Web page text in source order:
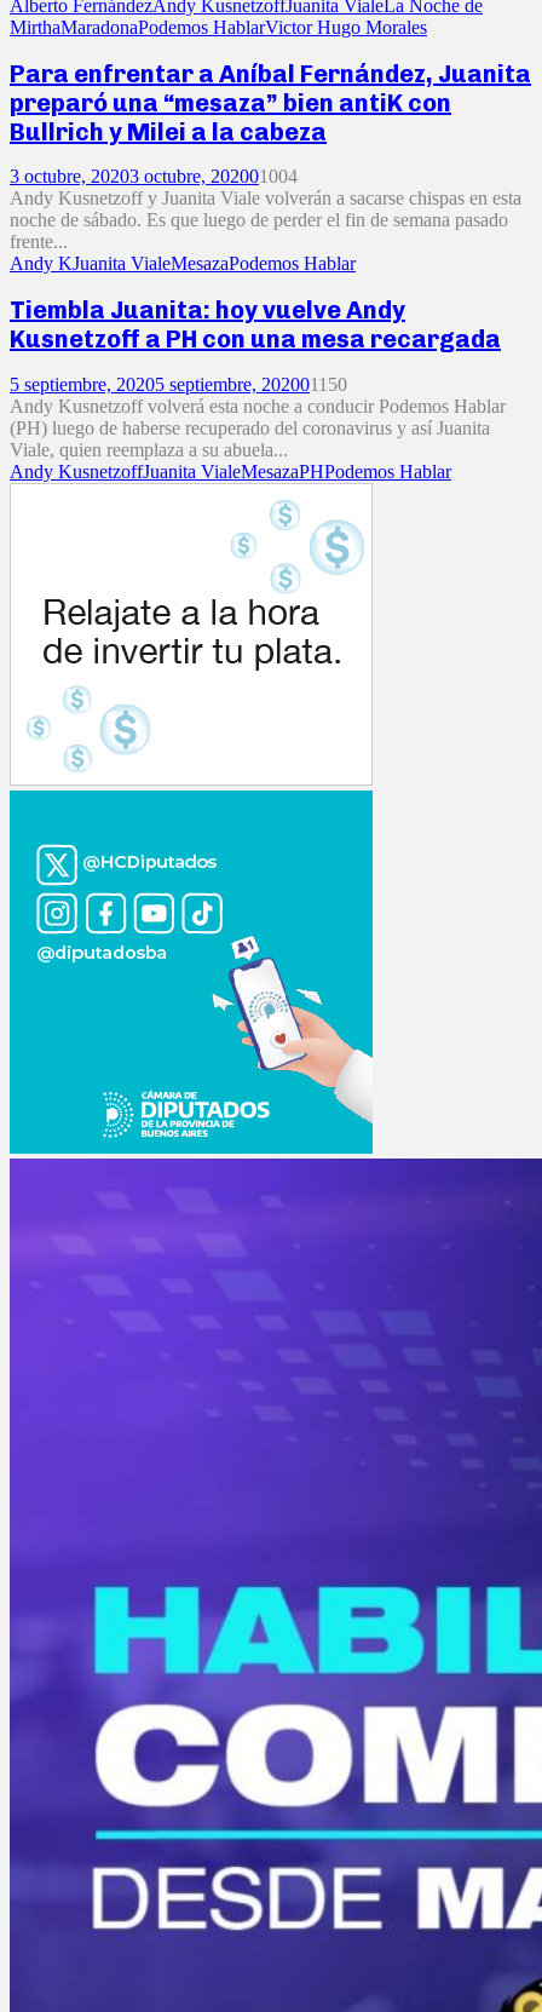
Alberto FernándezAndy KusnetzoffJuanita Viale La Noche de
MirthaMaradonaPodemos HablarVictor Hugo Morales
Para enfrentar a Aníbal Fernández, Juanita
preparó una “mesaza” bien antiK con
Bullrich y Milei a la cabeza
3 octubre, 20203 octubre, 202001004
Andy Kusnetzoff y Juanita Viale volverán a sacarse chispas en esta
noche de sábado. Es que luego de perder el fin de semana pasado
frente...
Andy KJuanita VialeMesazaPodemos Hablar
Tiembla Juanita: hoy vuelve Andy
Kusnetzoff a PH con una mesa recargada
5 septiembre, 20205 septiembre, 202001150
Andy Kusnetzoff volverá esta noche a conducir Podemos Hablar
(PH) luego de haberse recuperado del coronavirus y así Juanita
Viale, quien reemplaza a su abuela...
Andy KusnetzoffJuanita VialeMesazaPHPodemos Hablar